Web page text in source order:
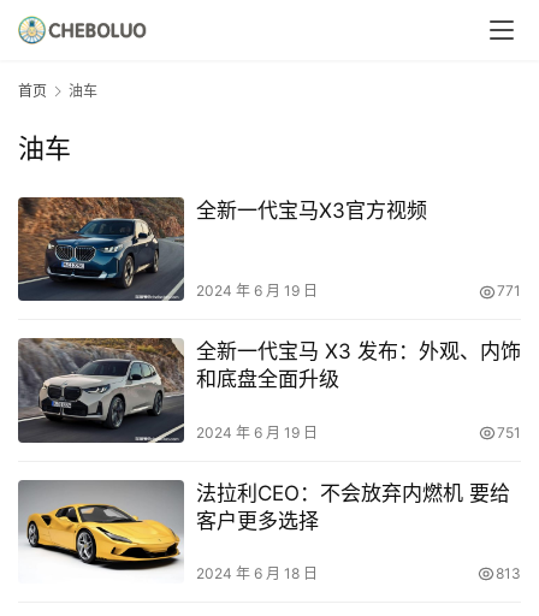
首页 油车
油车
全新一代宝马X3官方视频
2024 年 6 月 19 日 771
全新一代宝马 X3 发布：外观、内饰
和底盘全面升级
2024 年 6 月 19 日 751
法拉利CEO：不会放弃内燃机 要给
客户更多选择
2024 年 6 月 18 日 813